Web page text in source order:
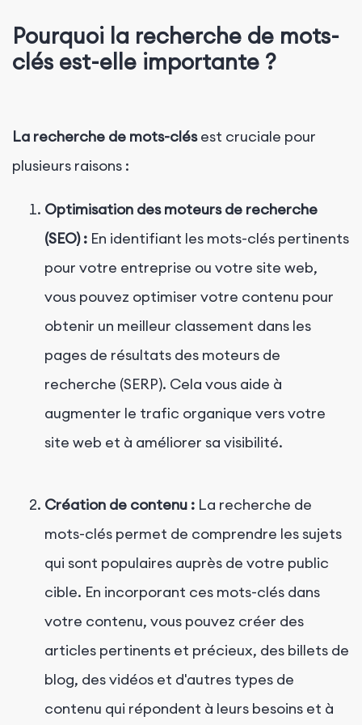
Pourquoi la recherche de mots-
clés est-elle importante ?
La recherche de mots-clésest cruciale pour
plusieurs raisons :
Optimisation des moteurs de recherche
(SEO) : En identifiant les mots-clés pertinents
pour votre entreprise ou votre site web,
vous pouvez optimiser votre contenu pour
obtenir un meilleur classement dans les
pages de résultats des moteurs de
recherche (SERP). Cela vous aide à
augmenter le trafic organique vers votre
site web et à améliorer sa visibilité.
Création de contenu : La recherche de
mots-clés permet de comprendre les sujets
qui sont populaires auprès de votre public
cible. En incorporant ces mots-clés dans
votre contenu, vous pouvez créer des
articles pertinents et précieux, des billets de
blog, des vidéos et d'autres types de
contenu qui répondent à leurs besoins et à